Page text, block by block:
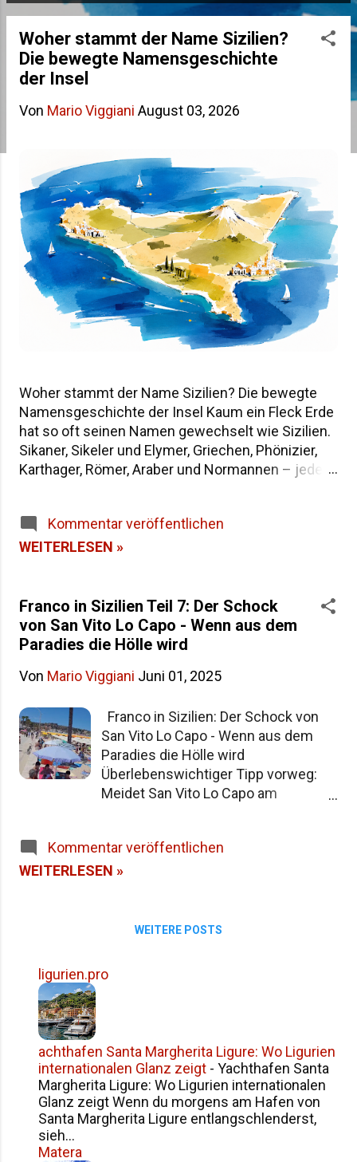
s
Woher stammt der Name Sizilien?
Die bewegte Namensgeschichte
der Insel
Von Mario Viggiani August 03, 2026
Woher stammt der Name Sizilien? Die bewegte
Namensgeschichte der Insel Kaum ein Fleck Erde
hat so oft seinen Namen gewechselt wie Sizilien.
Sikaner, Sikeler und Elymer, Griechen, Phönizier,
Karthager, Römer, Araber und Normannen – jede
fragst, warum die Insel heute "Sicilia" heißt und
wie sie in der Antike genannt wurde, findest du
heutigen Namen. Woher stammt der Name
Sizilien Inhaltsverzeichnis Die Herkunft des
Namens "Sicilia" Der älteste Name: Trinakria und
Sikanern Die drei vorgriechischen Völker Siziliens
Siziliens im Überblick Häufige Fragen zur
Namensgeschichte Siziliens Fazit
Kommentar veröffentlichen
WEITERLESEN »
Franco in Sizilien Teil 7: Der Schock
von San Vito Lo Capo - Wenn aus dem
Paradies die Hölle wird
Von Mario Viggiani Juni 01, 2025
Franco in Sizilien: Der Schock von
San Vito Lo Capo - Wenn aus dem
Paradies die Hölle wird
Überlebenswichtiger Tipp vorweg:
Meidet San Vito Lo Capo am
ersparen, den ich selbst durchleben
musste. Was wir (Lidia und ich)
Wenn ich euch nicht die Fotos
fassen. Von der Entdeckung zum
zum ersten Mal hier. Es war ein ganz
normaler Wochentag. Ich parkte
meinen Camper, ging zum Strand
und dachte: "Franco, du hast einen
Geheimtipp entdeckt!" Der Strand
Kommentar veröffentlichen
WEITERLESEN »
WEITERE POSTS
ligurien.pro
achthafen Santa Margherita Ligure: Wo Ligurien
internationalen Glanz zeigt - Yachthafen Santa
Margherita Ligure: Wo Ligurien internationalen
Glanz zeigt Wenn du morgens am Hafen von
Santa Margherita Ligure entlangschlenderst,
sieh...
Matera